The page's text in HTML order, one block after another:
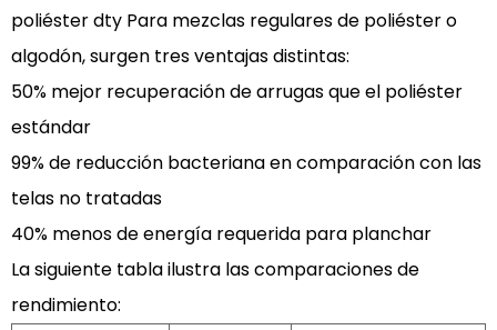
en
textiles
modernos
2.1
2.1
segmentos
de
mercados
emergentes
3
Avances
poliéster dty Para mezclas regulares de poliéster o
algodón, surgen tres ventajas distintas:
50% mejor recuperación de arrugas que el poliéster
estándar
99% de reducción bacteriana en comparación con las
telas no tratadas
40% menos de energía requerida para planchar
La siguiente tabla ilustra las comparaciones de
rendimiento: